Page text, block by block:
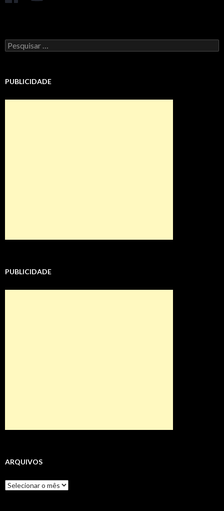
Pesquisar
por:
PUBLICIDADE
PUBLICIDADE
ARQUIVOS
Arquivos